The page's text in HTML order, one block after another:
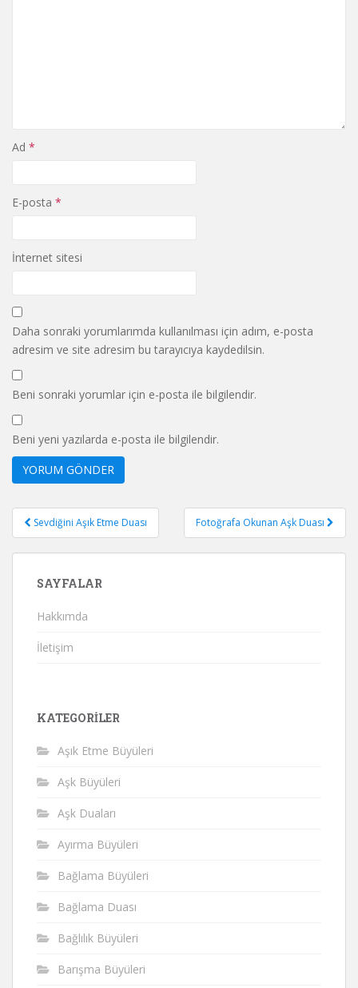
Ad *
E-posta *
İnternet sitesi
Daha sonraki yorumlarımda kullanılması için adım, e-posta
adresim ve site adresim bu tarayıcıya kaydedilsin.
Beni sonraki yorumlar için e-posta ile bilgilendir.
Beni yeni yazılarda e-posta ile bilgilendir.
Yazı
gezinmesi
Sevdiğini Aşık Etme Duası Fotoğrafa Okunan Aşk Duası
SAYFALAR
Hakkımda
İletişim
KATEGORILER
Aşık Etme Büyüleri
Aşk Büyüleri
Aşk Duaları
Ayırma Büyüleri
Bağlama Büyüleri
Bağlama Duası
Bağlılık Büyüleri
Barışma Büyüleri